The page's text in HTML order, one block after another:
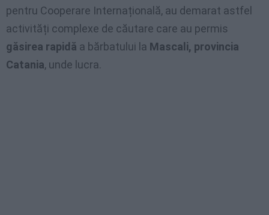
pentru Cooperare Internațională, au demarat astfel
activități complexe de căutare care au permis
găsirea rapidă a bărbatului la Mascali, provincia
Catania, unde lucra.